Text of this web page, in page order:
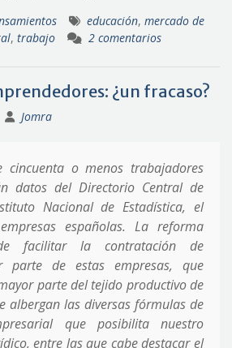
educación, mercado de
, trabajo 2 comentarios
¿un fracaso?
Jomra
cincuenta o menos trabajadores
datos del Directorio Central de
Nacional de Estadística, el
españolas. La reforma
facilitar la contratación de
parte de estas empresas, que
parte del tejido productivo de
albergan las diversas fórmulas de
que posibilita nuestro
entre las que cabe destacar el